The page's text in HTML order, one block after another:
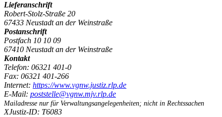
Lieferanschrift
Robert-Stolz-Straße 20
67433 Neustadt an der Weinstraße
Postanschrift
Postfach 10 10 09
67410 Neustadt an der Weinstraße
Kontakt
Telefon: 06321 401-0
Fax: 06321 401-266
Internet: https://www.vgnw.justiz.rlp.de
E-Mail: poststelle@vgnw.mjv.rlp.de
Mailadresse nur für Verwaltungsangelegenheiten; nicht in Rechtssachen
XJustiz-ID: T6083